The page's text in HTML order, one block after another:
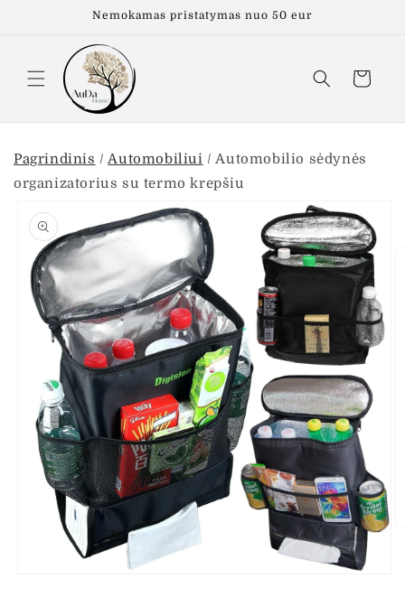
Nemokamas pristatymas nuo 50 eur
Krepšelis
Pagrindinis /Automobiliui /Automobilio sėdynės
organizatorius su termo krepšiu
informacijos
apie gaminį